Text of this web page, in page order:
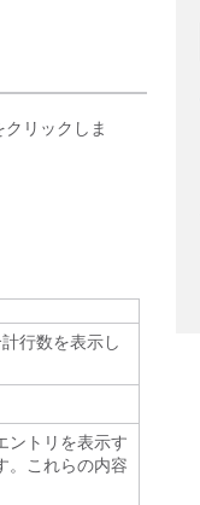
クリックしま
行数を表示し
ントリを表示す
。これらの内容